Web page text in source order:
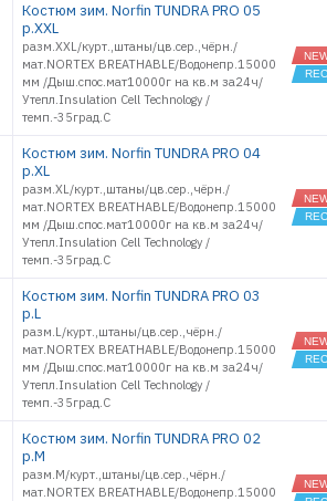
Костюм зим. Norfin TUNDRA PRO 05
р.XXL
разм.XXL/курт.,штаны/цв.сер.,чёрн./
мат.NORTEX BREATHABLE/Водонепр.15000
мм /Дыш.спос.мат10000г на кв.м за24ч/
Утепл.Insulation Cell Technology /
темп.-35град.С
Костюм зим. Norfin TUNDRA PRO 04
р.XL
разм.XL/курт.,штаны/цв.сер.,чёрн./
мат.NORTEX BREATHABLE/Водонепр.15000
мм /Дыш.спос.мат10000г на кв.м за24ч/
Утепл.Insulation Cell Technology /
темп.-35град.С
Костюм зим. Norfin TUNDRA PRO 03
р.L
разм.L/курт.,штаны/цв.сер.,чёрн./
мат.NORTEX BREATHABLE/Водонепр.15000
мм /Дыш.спос.мат10000г на кв.м за24ч/
Утепл.Insulation Cell Technology /
темп.-35град.С
Костюм зим. Norfin TUNDRA PRO 02
р.M
разм.M/курт.,штаны/цв.сер.,чёрн./
мат.NORTEX BREATHABLE/Водонепр.15000